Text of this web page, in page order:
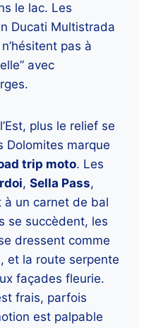
le lac. Les
Ducati Multistrada
pas à
avec
plus le relief se
Dolomites marque
trip moto. Les
, Sella Pass,
à un carnet de bal
se succèdent, les
dressent comme
et la route serpente
façades fleurie.
frais, parfois
est palpable